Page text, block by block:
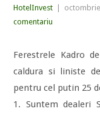
HotelInvest
comentariu
Ferestrele Kadro
caldura si liniste
pentru cel putin 25
1. Suntem dealeri